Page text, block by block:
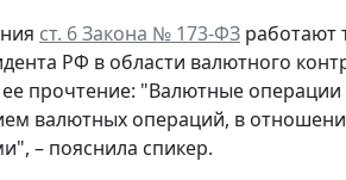
ст. 6 Закона № 173-ФЗ работают
РФ в области валютного
прочтение: "Валютные
валютных операций, в
– пояснила спикер.